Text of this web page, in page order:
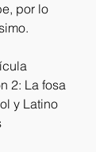
por lo
2: La fosa
y Latino